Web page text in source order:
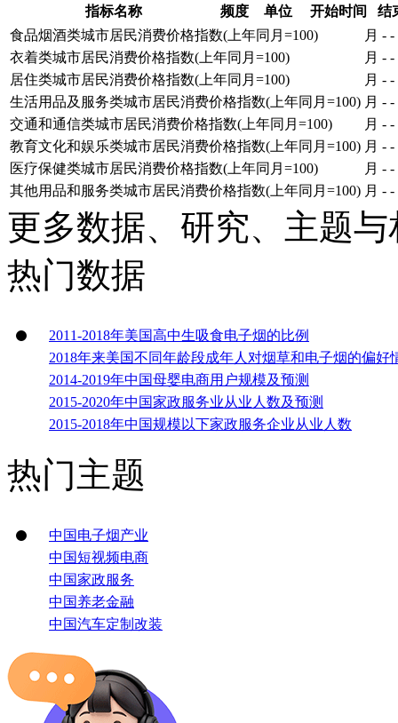
指标名称 频度 单位 开始时间
结
食品烟酒类城市居民消费价格指数(上年同月=100)
月 - -
衣着类城市居民消费价格指数(上年同月=100)
月 - -
居住类城市居民消费价格指数(上年同月=100)
月 - -
生活用品及服务类城市居民消费价格指数(上年同月=100) 月 - -
交通和通信类城市居民消费价格指数(上年同月=100)
月 - -
教育文化和娱乐类城市居民消费价格指数(上年同月=100) 月 - -
医疗保健类城市居民消费价格指数(上年同月=100)
月 - -
其他用品和服务类城市居民消费价格指数(上年同月=100) 月 - -
更多数据、研究、主题
热门数据
2011-2018年美国高中生吸食电子烟的比例
2018年来美国不同年龄段成年人对烟草和电子烟的偏好
2014-2019年中国母婴电商用户规模及预测
2015-2020年中国家政服务业从业人数及预测
2015-2018年中国规模以下家政服务企业从业人数
热门主题
中国电子烟产业
中国短视频电商
中国家政服务
中国养老金融
中国汽车定制改装